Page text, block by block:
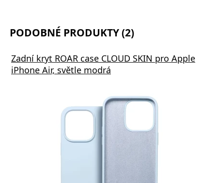
PODOBNÉ PRODUKTY (2)
Zadní kryt ROAR case CLOUD SKIN pro Apple
iPhone Air, světle modrá